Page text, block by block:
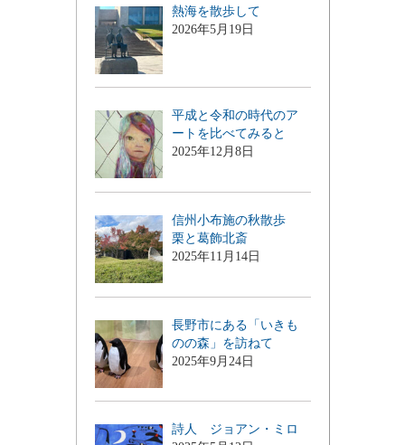
熱海を散歩して
2026年5月19日
平成と令和の時代のア
ートを比べてみると
2025年12月8日
信州小布施の秋散歩
栗と葛飾北斎
2025年11月14日
長野市にある「いきも
のの森」を訪ねて
2025年9月24日
詩人 ジョアン・ミロ